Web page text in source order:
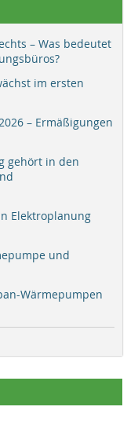
– Was bedeutet
im ersten
– Ermäßigungen
gehört in den
Elektroplanung
und
Wärmepumpen